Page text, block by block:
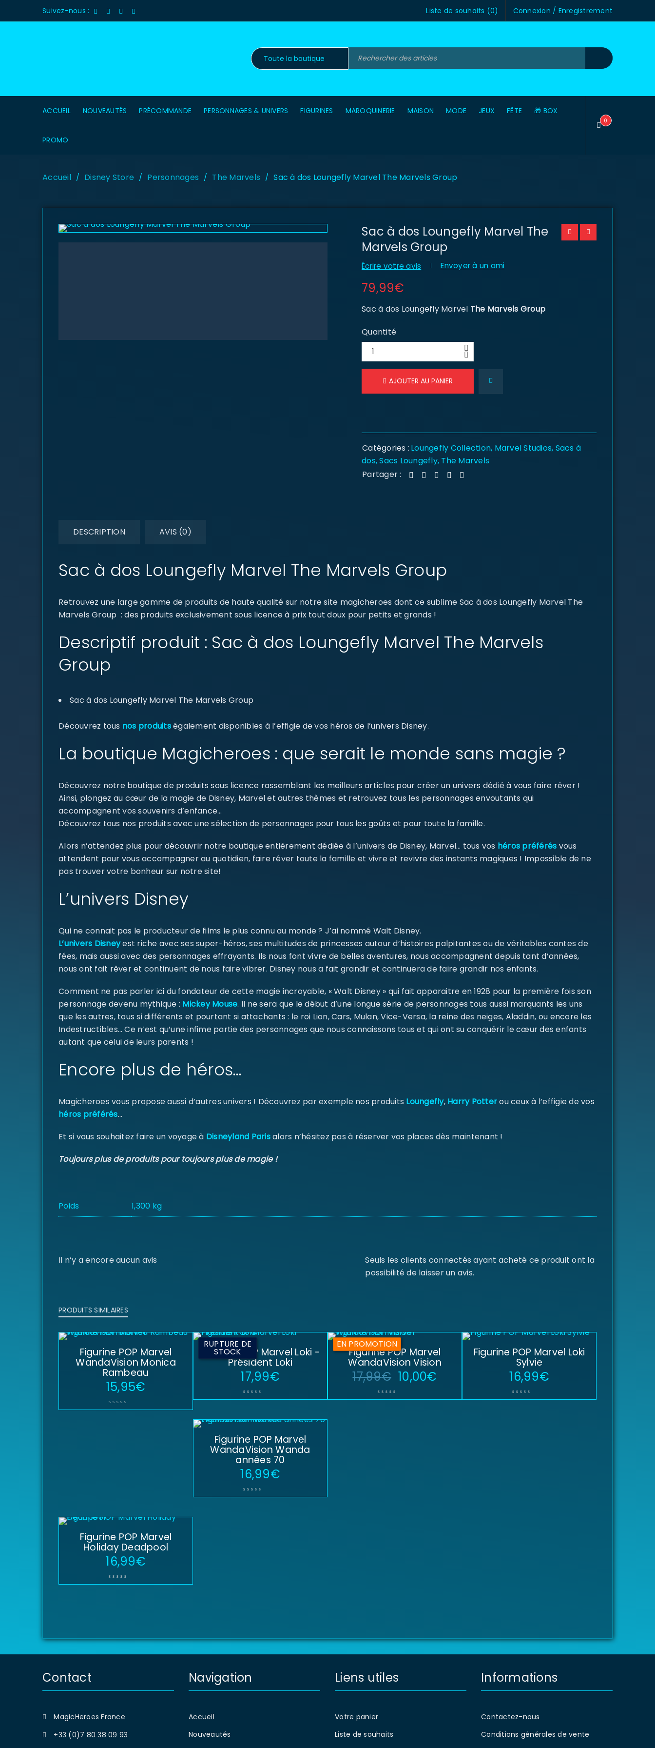
Identifiant ou e-mail *
Mot de passe*
Se souvenir de moi
SE CONNECTER
Suivez-nous : Connexion / Enregistrement
Liste de souhaits (0)
ACCUEIL NOUVEAUTÉS PRÉCOMMANDE PERSONNAGES & UNIVERS FIGURINES MAROQUINERIE MAISON MODE JEUX FÊTE 🎁 BOX
PROMO
0
Accueil / Disney Store / Personnages / The Marvels / Sac à dos Loungefly Marvel The Marvels Group
Sac à dos Loungefly Marvel The
Marvels Group
Écrire votre avis Envoyer à un ami
79,99€
Sac à dos Loungefly Marvel The Marvels Group
Quantité
AJOUTER AU PANIER
Catégories : Loungefly Collection, Marvel Studios, Sacs à
dos,Sacs Loungefly, The Marvels
Partager :
DESCRIPTION AVIS (0)
Sac à dos Loungefly Marvel The Marvels Group
Retrouvez une large gamme de produits de haute qualité sur notre site magicheroes dont ce sublime Sac à dos Loungefly Marvel The
Marvels Group : des produits exclusivement sous licence à prix tout doux pour petits et grands !
Descriptif produit : Sac à dos Loungefly Marvel The Marvels
Group
Sac à dos Loungefly Marvel The Marvels Group
Découvrez tous nos produitségalement disponibles à l’effigie de vos héros de l’univers Disney.
La boutique Magicheroes : que serait le monde sans magie ?
Découvrez notre boutique de produits sous licence rassemblant les meilleurs articles pour créer un univers dédié à vous faire rêver !
Ainsi, plongez au cœur de la magie de Disney, Marvel et autres thèmes et retrouvez tous les personnages envoutants qui
accompagnent vos souvenirs d’enfance…
Découvrez tous nos produits avec une sélection de personnages pour tous les goûts et pour toute la famille.
Alors n’attendez plus pour découvrir notre boutique entièrement dédiée à l’univers de Disney, Marvel… tous vos héros préférés vous
attendent pour vous accompagner au quotidien, faire rêver toute la famille et vivre et revivre des instants magiques ! Impossible de ne
pas trouver votre bonheur sur notre site!
L’univers Disney
Qui ne connait pas le producteur de films le plus connu au monde ? J’ai nommé Walt Disney.
L’univers Disneyest riche avec ses super-héros, ses multitudes de princesses autour d’histoires palpitantes ou de véritables contes de
fées, mais aussi avec des personnages effrayants. Ils nous font vivre de belles aventures, nous accompagnent depuis tant d’années,
nous ont fait rêver et continuent de nous faire vibrer. Disney nous a fait grandir et continuera de faire grandir nos enfants.
Comment ne pas parler ici du fondateur de cette magie incroyable, « Walt Disney » qui fait apparaitre en 1928 pour la première fois son
personnage devenu mythique : Mickey Mouse. Il ne sera que le début d’une longue série de personnages tous aussi marquants les uns
que les autres, tous si différents et pourtant si attachants : le roi Lion, Cars, Mulan, Vice-Versa, la reine des neiges, Aladdin, ou encore les
Indestructibles… Ce n’est qu’une infime partie des personnages que nous connaissons tous et qui ont su conquérir le cœur des enfants
autant que celui de leurs parents !
Encore plus de héros…
Magicheroes vous propose aussi d’autres univers ! Découvrez par exemple nos produits Loungefly,Harry Potterou ceux à l’effigie de vos
héros préférés…
Et si vous souhaitez faire un voyage à Disneyland Parisalors n’hésitez pas à réserver vos places dès maintenant !
Toujours plus de produits pour toujours plus de magie !
Poids 1,300 kg
Il n’y a encore aucun avis
Seuls les clients connectés ayant acheté ce produit ont la
possibilité de laisser un avis.
PRODUITS SIMILAIRES
Figurine POP Marvel
WandaVision Monica
Rambeau
15,95€
RUPTURE DE
STOCK
Figurine POP Marvel Loki -
Président Loki
17,99€
EN PROMOTION
Figurine POP Marvel
WandaVision Vision
17,99€ 10,00€
Figurine POP Marvel Loki
Sylvie
16,99€
Figurine POP Marvel
WandaVision Wanda
années 70
16,99€
Figurine POP Marvel
Holiday Deadpool
16,99€
Contact
MagicHeroes France
+33 (0)7 80 38 09 93
Navigation
Accueil
Nouveautés
Liens utiles
Votre panier
Liste de souhaits
Informations
Contactez-nous
Conditions générales de vente